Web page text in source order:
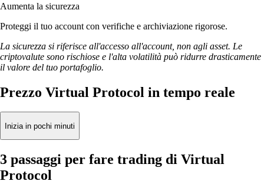
Aumenta la sicurezza
Proteggi il tuo account con verifiche e archiviazione rigorose.
La sicurezza si riferisce all'accesso all'account, non agli asset. Le
criptovalute sono rischiose e l'alta volatilità può ridurre drasticamente
il valore del tuo portafoglio.
Prezzo Virtual Protocol in tempo reale
Inizia in pochi minuti
3 passaggi per fare trading di Virtual
Protocol